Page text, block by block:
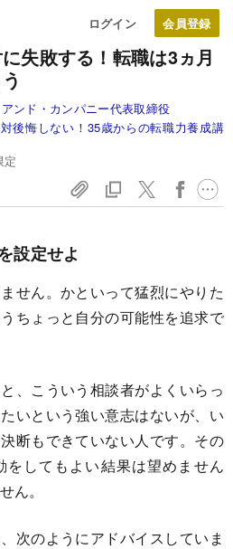
ログイン
失敗する！ 転職は3ヵ月
ンド・カンパニー代表取締役
後悔しない！35歳からの転職力養成講
定
設定せよ
せん。かといって猛烈にやりた
ちょっと自分の可能性を追求で
、こういう相談者がよくいらっ
いという強い意志はないが、い
断もできていない人です。その
をしてもよい結果は望めません
ん。
次のようにアドバイスしていま